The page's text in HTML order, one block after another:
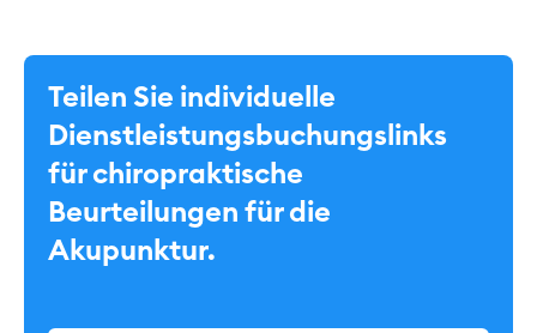
Teilen Sie individuelle
Dienstleistungsbuchungslinks
für chiropraktische
Beurteilungen für die
Akupunktur.